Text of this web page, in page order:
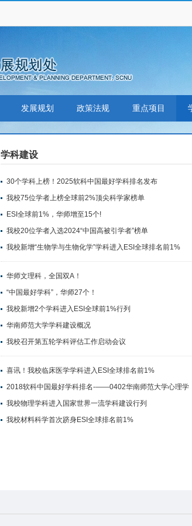
发展规划 政策法规 重点项目
学科建设
30个学科上榜！2025软科中国最好学科排名发布
我校75位学者上榜全球前2%顶尖科学家榜单
ESI全球前1%，华师增至15个!
我校20位学者入选2024“中国高被引学者”榜单
我校新增“生物学与生物化学”学科进入ESI全球排名前1%
华师文理科，全国双A！
“中国最好学科”，华师27个！
我校新增2个学科进入ESI全球前1%行列
华南师范大学学科建设概况
我校召开第五轮学科评估工作启动会议
喜讯！我校临床医学学科进入ESI全球排名前1%
2018软科中国最好学科排名-——0402华南师范大学心理学
我校物理学科进入国家世界一流学科建设行列
我校材料科学首次跻身ESI全球排名前1%